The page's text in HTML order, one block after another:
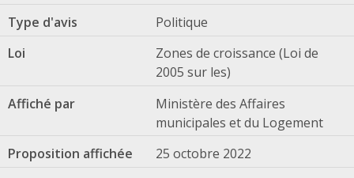
Type d'avis
Politique
Loi
Zones de croissance (Loi de
2005 sur les)
Affiché par
Ministère des Affaires
municipales et du Logement
Proposition affichée
25 octobre 2022